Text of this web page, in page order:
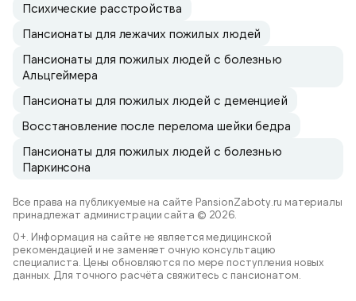
Психические расстройства
Пансионаты для лежачих пожилых людей
Пансионаты для пожилых людей с болезнью
Альцгеймера
Пансионаты для пожилых людей с деменцией
Восстановление после перелома шейки бедра
Пансионаты для пожилых людей с болезнью
Паркинсона
Все права на публикуемые на сайте PansionZaboty.ru материалы
принадлежат администрации сайта © 2026.
0+. Информация на сайте не является медицинской
рекомендацией и не заменяет очную консультацию
специалиста. Цены обновляются по мере поступления новых
данных. Для точного расчёта свяжитесь с пансионатом.